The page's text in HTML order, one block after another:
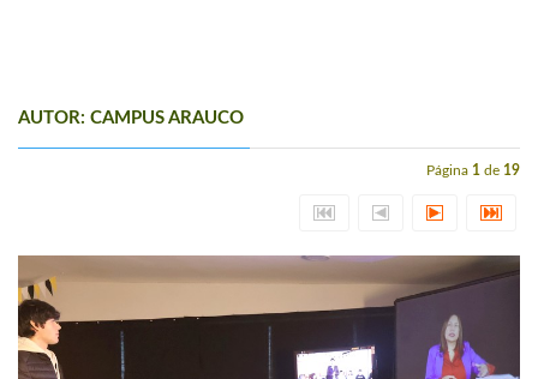
AUTOR: CAMPUS ARAUCO
Página 1 de 19